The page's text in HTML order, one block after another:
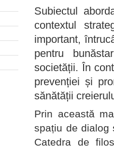
Subiectul
contextul
important,
pentru
societății. În
prevenției și
sănătății
Prin această
spațiu de dialog
Catedra de